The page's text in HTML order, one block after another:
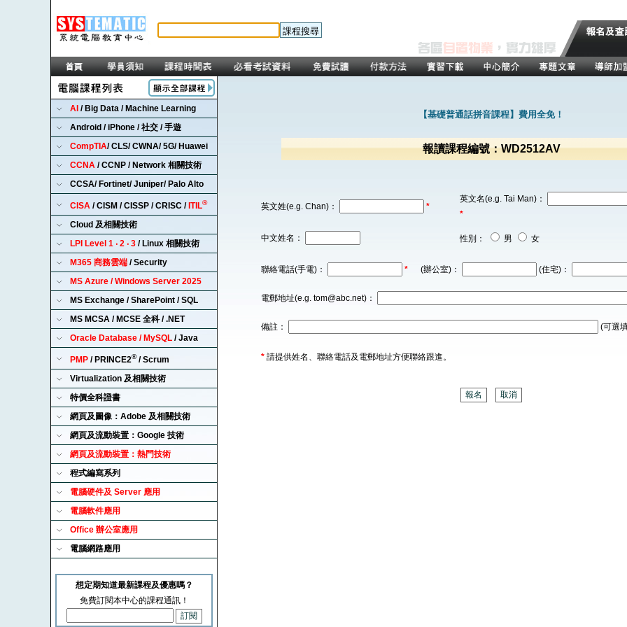
AI / Big Data / Machine Learning
Android / iPhone / 社交 / 手遊
CompTIA/ CLS/ CWNA/ 5G/ Huawei
CCNA / CCNP / Network 相關技術
CCSA/ Fortinet/ Juniper/ Palo Alto
CISA / CISM / CISSP / CRISC / ITIL®
Cloud 及相關技術
LPI Level 1 ‧ 2 ‧ 3 / Linux 相關技術
M365 商務雲端 / Security
MS Azure / Windows Server 2025
MS Exchange / SharePoint / SQL
MS MCSA / MCSE 全科 / .NET
Oracle Database / MySQL / Java
PMP / PRINCE2®/ Scrum
Virtualization 及相關技術
特價全科證書
網頁及圖像：Adobe 及相關技術
網頁及流動裝置：Google 技術
網頁及流動裝置：熱門技術
程式編寫系列
電腦硬件及 Server 應用
電腦軟件應用
Office 辦公室應用
電腦網路應用
想定期知道最新課程及優惠嗎？
免費訂閱本中心的課程通訊！
【基礎普通話拼音課程】費用全免！
報讀課程編號：WD2512AV
英文姓(e.g. Chan)： *
英文名(e.g. Tai Man)：
*
中文姓名： 性別： 男 女
聯絡電話(手電)： * (辦公室)： (住宅)：
電郵地址(e.g. tom@abc.net)：
備註： (可選
* 請提供姓名、聯絡電話及電郵地址方便聯絡跟進。